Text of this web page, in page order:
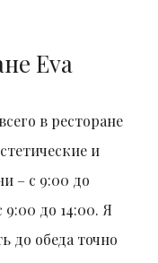
Eva
в ресторане
и
– с 9:00 до
9:00 до 14:00. Я
до обеда точно